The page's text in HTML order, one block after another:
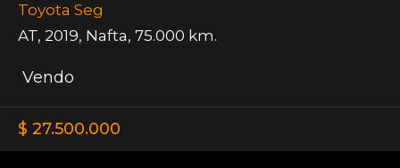
Toyota Seg
AT, 2019, Nafta, 75.000 km.
Vendo
$ 27.500.000